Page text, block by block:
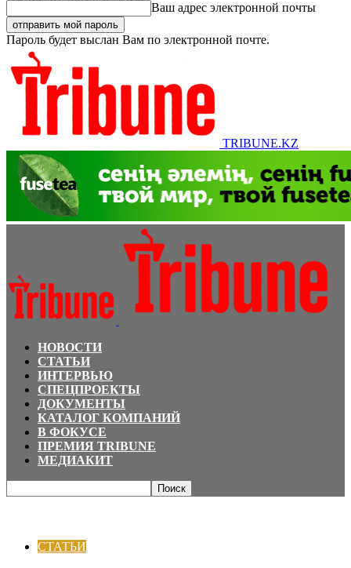
Ваш адрес электронной почты
Пароль будет выслан Вам по электронной почте.
TRIBUNE.KZ
НОВОСТИ
СТАТЬИ
ИНТЕРВЬЮ
СПЕЦПРОЕКТЫ
ДОКУМЕНТЫ
КАТАЛОГ КОМПАНИЙ
В ФОКУСЕ
ПРЕМИЯ TRIBUNE
МЕДИАКИТ
СТАТЬИ